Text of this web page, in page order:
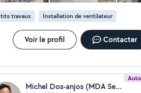
travaux Installation de ventilateur
Voir le profil Contacter
Michel Dos-anjos (MDA Services 16)